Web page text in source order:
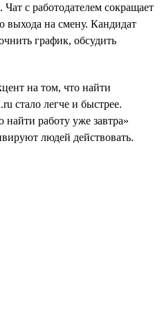
с работодателем сокращает
выхода на смену. Кандидат
график, обсудить
на том, что найти
стало легче и быстрее.
работу уже завтра»
людей действовать.